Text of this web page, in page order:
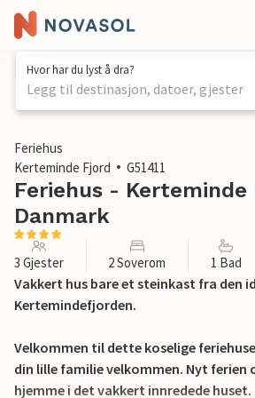
Hvor har du lyst å dra?
Legg til destinasjon, datoer, gjester
1 / 22
Feriehus
Kerteminde Fjord
G51411
Feriehus - Kerteminde
Danmark
3 Gjester 2 Soverom 1 Bad
Vakkert hus bare et steinkast fra den
Kertemindefjorden.
Velkommen til dette koselige
din lille familie velkommen. Nyt ferien
hjemme i det vakkert innredede huset.